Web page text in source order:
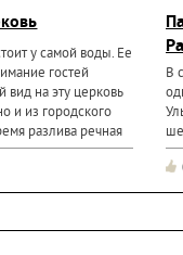
у самой воды. Ее
гостей
вид на эту церковь
и из городского
разлива речная
в народе его
В